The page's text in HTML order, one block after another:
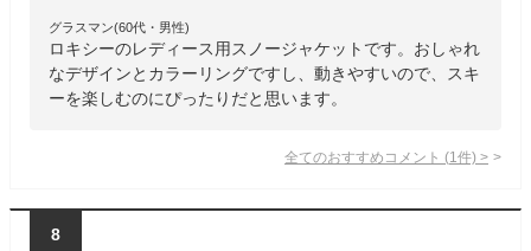
グラスマン(60代・男性)
ロキシーのレディース用スノージャケットです。おしゃれ
なデザインとカラーリングですし、動きやすいので、スキ
ーを楽しむのにぴったりだと思います。
全てのおすすめコメント (1 件) >
8